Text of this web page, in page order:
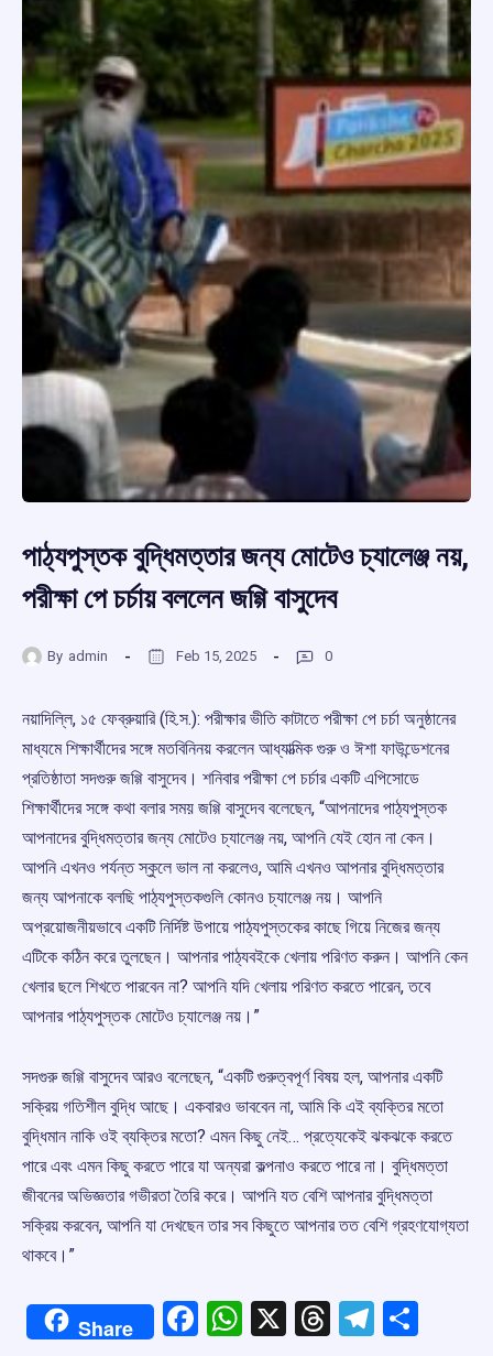
পাঠ্যপুস্তক বুদ্ধিমত্তার জন্য মোটেও চ্যালেঞ্জ নয়,
পরীক্ষা পে চর্চায় বললেন জগ্গি বাসুদেব
By admin Feb 15, 2025 0
নয়াদিল্লি, ১৫ ফেব্রুয়ারি (হি.স.): পরীক্ষার ভীতি কাটাতে পরীক্ষা পে চর্চা অনুষ্ঠানের
মাধ্যমে শিক্ষার্থীদের সঙ্গে মতবিনিনয় করলেন আধ্যাত্মিক গুরু ও ঈশা ফাউন্ডেশনের
প্রতিষ্ঠাতা সদগুরু জগ্গি বাসুদেব। শনিবার পরীক্ষা পে চর্চার একটি এপিসোডে
শিক্ষার্থীদের সঙ্গে কথা বলার সময় জগ্গি বাসুদেব বলেছেন, “আপনাদের পাঠ্যপুস্তক
আপনাদের বুদ্ধিমত্তার জন্য মোটেও চ্যালেঞ্জ নয়, আপনি যেই হোন না কেন।
আপনি এখনও পর্যন্ত স্কুলে ভাল না করলেও, আমি এখনও আপনার বুদ্ধিমত্তার
জন্য আপনাকে বলছি পাঠ্যপুস্তকগুলি কোনও চ্যালেঞ্জ নয়। আপনি
অপ্রয়োজনীয়ভাবে একটি নির্দিষ্ট উপায়ে পাঠ্যপুস্তকের কাছে গিয়ে নিজের জন্য
এটিকে কঠিন করে তুলছেন। আপনার পাঠ্যবইকে খেলায় পরিণত করুন। আপনি কেন
খেলার ছলে শিখতে পারবেন না? আপনি যদি খেলায় পরিণত করতে পারেন, তবে
আপনার পাঠ্যপুস্তক মোটেও চ্যালেঞ্জ নয়।”
সদগুরু জগ্গি বাসুদেব আরও বলেছেন, “একটি গুরুত্বপূর্ণ বিষয় হল, আপনার একটি
সক্রিয় গতিশীল বুদ্ধি আছে। একবারও ভাববেন না, আমি কি এই ব্যক্তির মতো
বুদ্ধিমান নাকি ওই ব্যক্তির মতো? এমন কিছু নেই… প্রত্যেকেই ঝকঝকে করতে
পারে এবং এমন কিছু করতে পারে যা অন্যরা কল্পনাও করতে পারে না। বুদ্ধিমত্তা
জীবনের অভিজ্ঞতার গভীরতা তৈরি করে। আপনি যত বেশি আপনার বুদ্ধিমত্তা
সক্রিয় করবেন, আপনি যা দেখছেন তার সব কিছুতে আপনার তত বেশি গ্রহণযোগ্যতা
থাকবে।”
Share Facebook
WhatsApp
X Threads